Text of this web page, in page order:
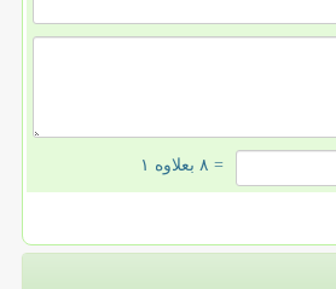
= ۸ بعلاوه ۱